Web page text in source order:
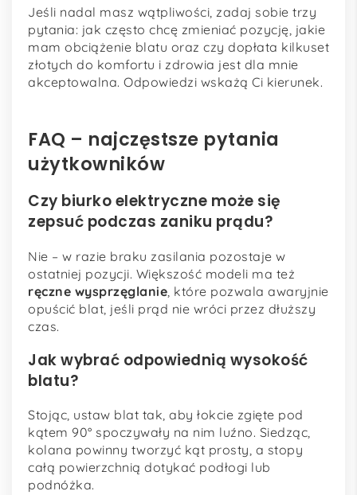
Jeśli nadal masz wątpliwości, zadaj sobie trzy
pytania: jak często chcę zmieniać pozycję, jakie
mam obciążenie blatu oraz czy dopłata kilkuset
złotych do komfortu i zdrowia jest dla mnie
akceptowalna. Odpowiedzi wskażą Ci kierunek.
FAQ – najczęstsze pytania
użytkowników
Czy biurko elektryczne może się
zepsuć podczas zaniku prądu?
Nie – w razie braku zasilania pozostaje w
ostatniej pozycji. Większość modeli ma też
ręczne wysprzęglanie , które pozwala awaryjnie
opuścić blat, jeśli prąd nie wróci przez dłuższy
czas.
Jak wybrać odpowiednią wysokość
blatu?
Stojąc, ustaw blat tak, aby łokcie zgięte pod
kątem 90° spoczywały na nim luźno. Siedząc,
kolana powinny tworzyć kąt prosty, a stopy
całą powierzchnią dotykać podłogi lub
podnóżka.